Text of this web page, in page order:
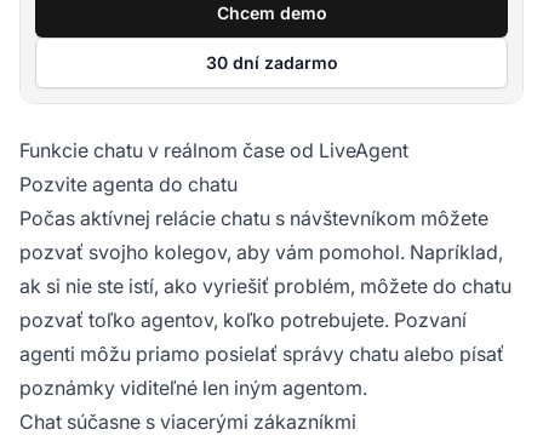
Chcem demo
30 dní zadarmo
Funkcie chatu v reálnom čase od LiveAgent
Pozvite agenta do chatu
Počas aktívnej relácie chatu s návštevníkom môžete
pozvať svojho kolegov, aby vám pomohol. Napríklad,
ak si nie ste istí, ako vyriešiť problém, môžete do chatu
pozvať toľko agentov, koľko potrebujete. Pozvaní
agenti môžu priamo posielať správy chatu alebo písať
poznámky viditeľné len iným agentom.
Chat súčasne s viacerými zákazníkmi